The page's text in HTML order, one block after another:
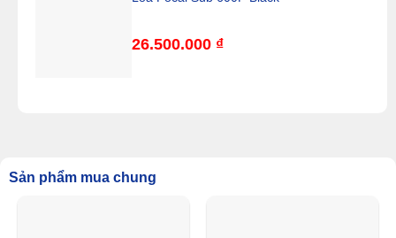
26.500.000 ₫
Sản phẩm mua chung